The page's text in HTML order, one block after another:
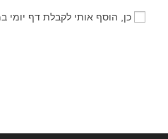
שלך
כן, הוסף אותי לקבלת דף יומי